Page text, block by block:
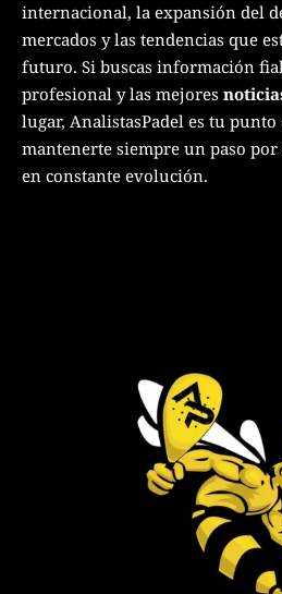
internacional, la expansión del
mercados y las tendencias que
futuro. Si buscas información
profesional y las mejores
lugar, AnalistasPadel es tu
mantenerte siempre un paso
en constante evolución.